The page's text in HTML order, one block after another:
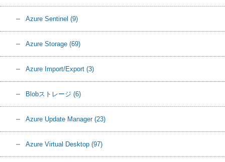
Azure Sentinel (9)
Azure Storage (69)
Azure Import/Export (3)
Blobストレージ (6)
Azure Update Manager (23)
Azure Virtual Desktop (97)